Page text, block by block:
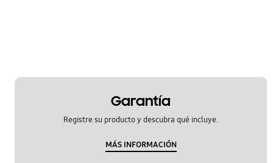
Multimedia
Garantía
Registre su producto y descubra qué incluye.
MÁS INFORMACIÓN